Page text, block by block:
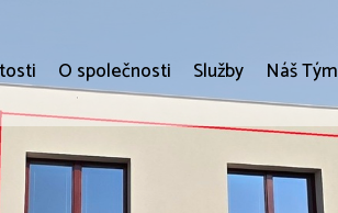
O společnosti Služby Náš Tým